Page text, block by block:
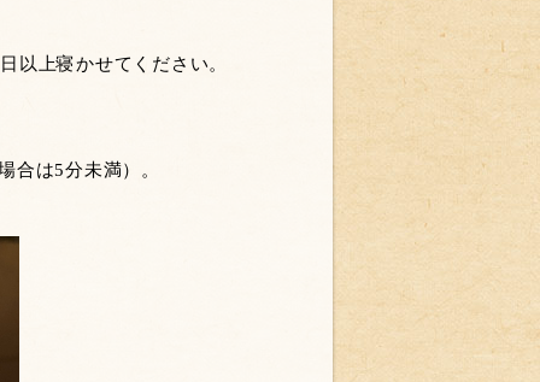
以上寝かせてください。
は5分未満）。